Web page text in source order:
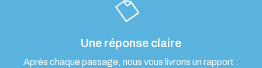
Une réponse claire
Après chaque passage, nous vous livrons un rapport :